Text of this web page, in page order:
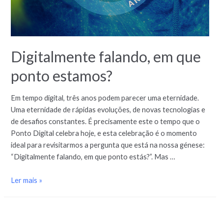
Digitalmente falando, em que
ponto estamos?
Em tempo digital, três anos podem parecer uma eternidade.
Uma eternidade de rápidas evoluções, de novas tecnologias e
de desafios constantes. É precisamente este o tempo que o
Ponto Digital celebra hoje, e esta celebração é o momento
ideal para revisitarmos a pergunta que está na nossa génese:
“Digitalmente falando, em que ponto estás?”. Mas …
Ler mais »